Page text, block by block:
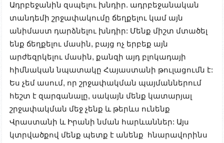
Ադրբեջանին զսպելու խնդիր. ադրբեջանական
տանդեմի շրջափակումը ճեղքելու կամ այն
անիմաստ դարձնելու խնդիր: Մենք միշտ մտածել
ենք ճեղքելու մասին, բայց ոչ երբեք այն
արժեզրկելու մասին, քանզի այդ բլոկադայի
հիմնական նպատակը Հայաստանի թուլացումն է:
Ես չեմ ասում, որ շրջափակման պայմաններում
հեշտ է զարգանալը, սակայն մենք կատարյալ
շրջափակման մեջ չենք և թերևս ունենք
Վրաստանի և Իրանի նման հարևաններ: Այս
կտրվածքով մենք պետք է անենք հնարավորինս